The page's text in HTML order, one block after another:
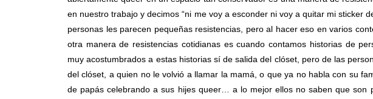
en nuestro trabajo y decimos “ni me voy a esconder ni voy a quitar mi sticker
personas les parecen pequeñas resistencias, pero al hacer eso en varios
otra manera de resistencias cotidianas es cuando contamos historias de
muy acostumbrados a estas historias sí de salida del clóset, pero de las
del clóset, a quien no le volvió a llamar la mamá, o que ya no habla con su
de papás celebrando a sus hijes queer… a lo mejor ellos no saben que son